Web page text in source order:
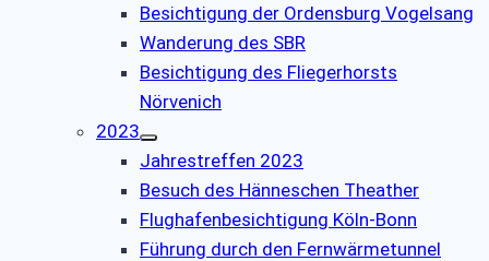
Besichtigung der Ordensburg Vogelsang
Wanderung des SBR
Besichtigung des Fliegerhorsts
Nörvenich
2023
Jahrestreffen 2023
Besuch des Hänneschen Theather
Flughafenbesichtigung Köln-Bonn
Führung durch den Fernwärmetunnel